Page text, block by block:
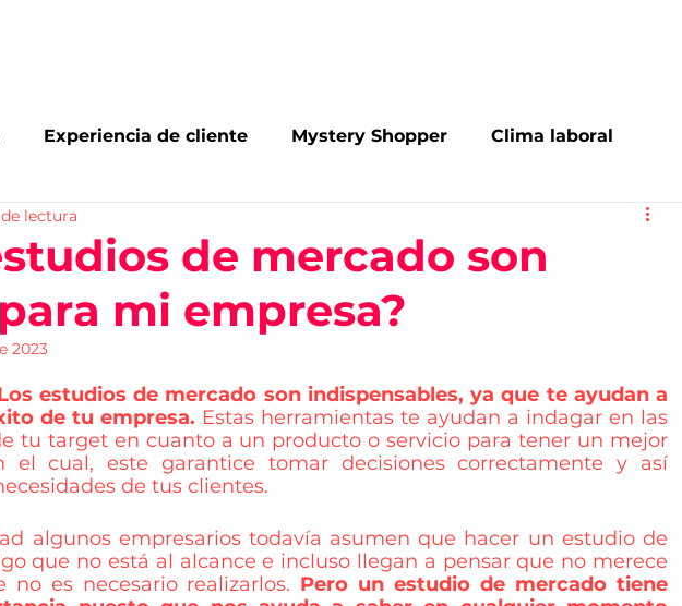
Experiencia de cliente Mystery Shopper Clima laboral
Posicionamiento
de mercado Investigación de mercado
de mercado son
mi empresa?
lectura
2023
estudios de mercado son indispensables, ya que te ayudan a
de tu empresa. Estas herramientas te ayudan a indagar en las
tu target en cuanto a un producto o servicio para tener un mejor
el cual, este garantice tomar decisiones correctamente y así
de tus clientes.
algunos empresarios todavía asumen que hacer un estudio de
que no está al alcance e incluso llegan a pensar que no merece
es necesario realizarlos. Pero un estudio de mercado tiene